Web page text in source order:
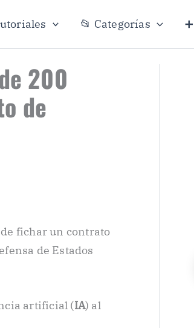
📂 Categorías ➕
200
de
de fichar un contrato
de Estados
artificial (IA) al